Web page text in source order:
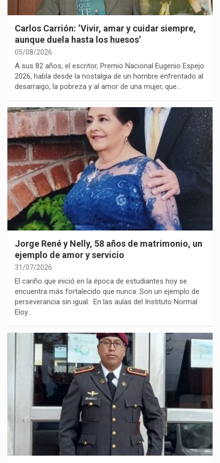
Carlos Carrión: ‘Vivir, amar y cuidar siempre,
aunque duela hasta los huesos’
05/08/2026
A sus 82 años, el escritor, Premio Nacional Eugenio Espejo
2026, habla desde la nostalgia de un hombre enfrentado al
desarraigo, la pobreza y al amor de una mujer, que…
Jorge René y Nelly, 58 años de matrimonio, un
ejemplo de amor y servicio
31/07/2026
El cariño que inició en la época de estudiantes hoy se
encuentra más fortalecido que nunca. Son un ejemplo de
perseverancia sin igual. En las aulas del Instituto Normal
Eloy…